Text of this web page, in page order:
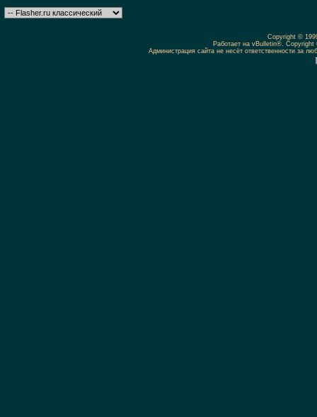
Copyright ©
Работает на vBulletin®.
Администрация сайта не несёт ответственности за